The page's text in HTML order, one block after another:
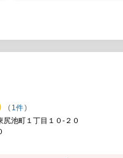
( 1件)
池町１丁目１０-２０